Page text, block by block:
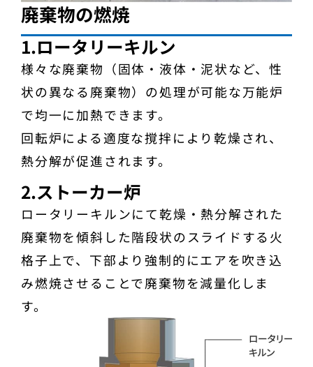
廃棄物の燃焼
1.ロータリーキルン
様々な廃棄物（固体・液体・泥状など、性
状の異なる廃棄物）の処理が可能な万能炉
で均一に加熱できます。
回転炉による適度な撹拌により乾燥され、
熱分解が促進されます。
2.ストーカー炉
ロータリーキルンにて乾燥・熱分解された
廃棄物を傾斜した階段状のスライドする火
格子上で、下部より強制的にエアを吹き込
み燃焼させることで廃棄物を減量化しま
す。